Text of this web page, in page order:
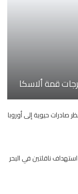
قمة ألاسكا
حيوية إلى أوروبا
دولار بعد استهداف ناقلتين في البحر